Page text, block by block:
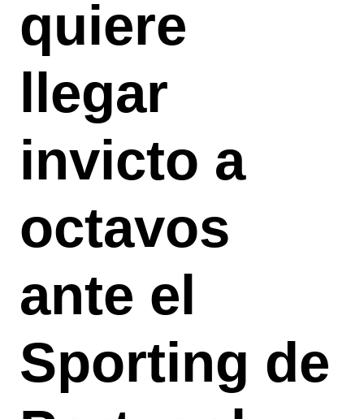
quiere
llegar
invicto a
octavos
ante el
Sporting de